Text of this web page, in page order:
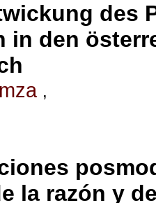
des
in den
,
la razón y